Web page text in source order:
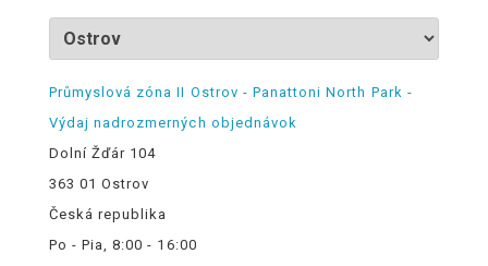
Průmyslová zóna II Ostrov - Panattoni North Park -
Výdaj nadrozmerných objednávok
Dolní Žďár 104
363 01 Ostrov
Česká republika
Po - Pia, 8:00 - 16:00